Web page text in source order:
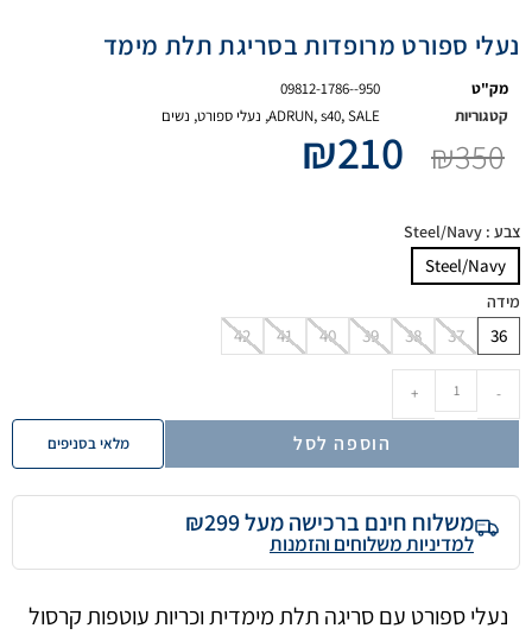
נעלי ספורט מרופדות בסריגת תלת מימד
מק"ט
09812-1786--950
קטגוריות
ADRUN,s40,SALE
, נעלי ספורט, נשים
₪350
₪210
צבע : Steel/Navy
Steel/Navy
מידה
36
37
38
39
40
41
42
-
+
הוספה לסל מלאי בסניפים
משלוח חינם ברכישה מעל ₪299
למדיניות משלוחים והזמנות
נעלי ספורט עם סריגה תלת מימדית וכריות עוטפות קרסול